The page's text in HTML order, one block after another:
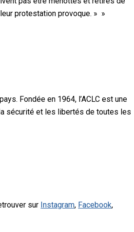
protestation provoque. » »
Fondée en 1964, l’ACLC est une
sécurité et les libertés de toutes les
sur Instagram, Facebook,